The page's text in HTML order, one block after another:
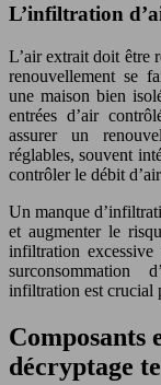
L’infiltration
L’air extrait doit être
renouvellement se
une maison bien
entrées d’air
assurer un
réglables, souvent
contrôler le débit
Un manque
et augmenter le
infiltration
surconsommation
infiltration est crucial
Composants
décryptage